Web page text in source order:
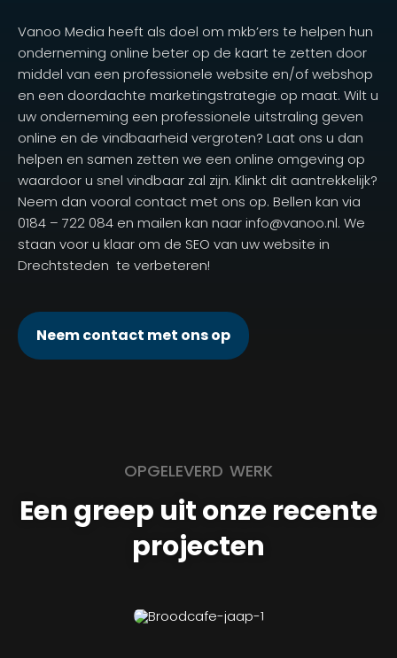
Vanoo Media heeft als doel om mkb’ers te helpen hun
onderneming online beter op de kaart te zetten door
middel van een professionele website en/of webshop
en een doordachte marketingstrategie op maat. Wilt u
uw onderneming een professionele uitstraling geven
online en de vindbaarheid vergroten? Laat ons u dan
helpen en samen zetten we een online omgeving op
waardoor u snel vindbaar zal zijn. Klinkt dit aantrekkelijk?
Neem dan vooral contact met ons op. Bellen kan via
0184 – 722 084 en mailen kan naar info@vanoo.nl. We
staan voor u klaar om de SEO van uw website in
Drechtsteden te verbeteren!
Neem contact met ons op
OPGELEVERD WERK
Een greep uit onze recente
projecten